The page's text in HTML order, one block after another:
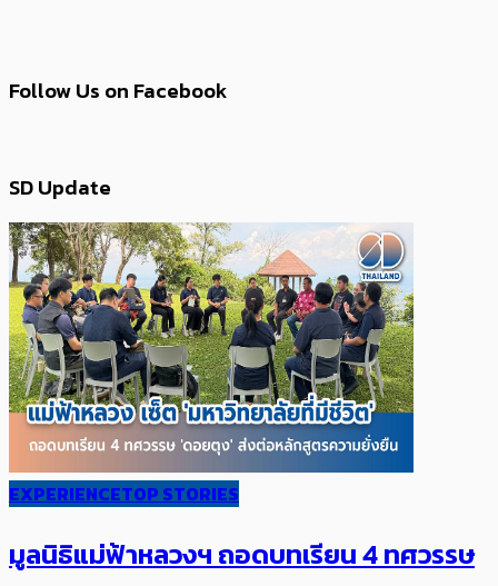
Follow Us on Facebook
SD Update
EXPERIENCETOP STORIES
มูลนิธิแม่ฟ้าหลวงฯ ถอดบทเรียน 4 ทศวรรษ